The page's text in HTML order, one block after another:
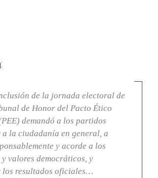
:
de la jornada electoral de
de Honor del Pacto Ético
demandó a los partidos
la ciudadanía en general, a
y acorde a los
valores democráticos, y
los resultados oficiales…